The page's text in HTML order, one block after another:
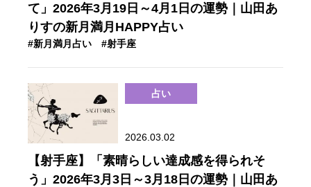
て」2026年3月19日～4月1日の運勢｜山田あ
りすの新月満月HAPPY占い
#新月満月占い #射手座
占い
2026.03.02
【射手座】「素晴らしい達成感を得られそ
う」2026年3月3日～3月18日の運勢｜山田あ